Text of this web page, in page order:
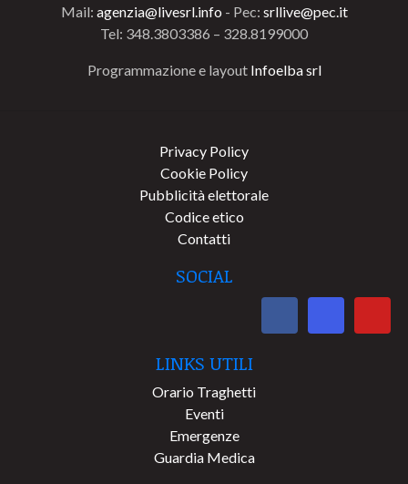
Mail: agenzia@livesrl.info - Pec: srllive@pec.it
Tel: 348.3803386 – 328.8199000
Programmazione e layout Infoelba srl
Privacy Policy
Cookie Policy
Pubblicità elettorale
Codice etico
Contatti
SOCIAL
LINKS UTILI
Orario Traghetti
Eventi
Emergenze
Guardia Medica